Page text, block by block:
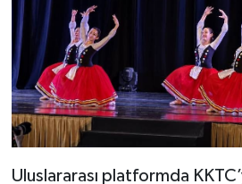
Uluslararası platformda